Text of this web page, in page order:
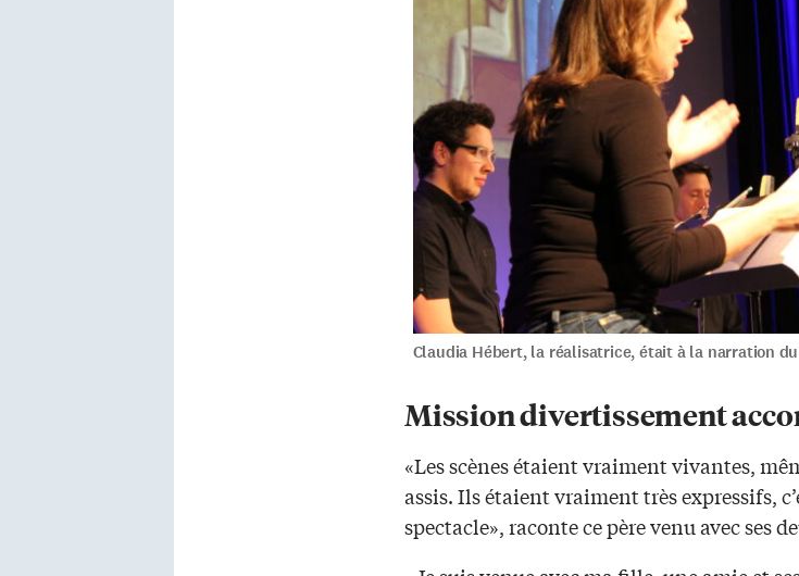
Claudia Hébert, la réalisatrice, était à la narration
Mission divertissement
«Les scènes étaient vraiment vivantes,
assis. Ils étaient vraiment très expressifs,
spectacle», raconte ce père venu avec ses